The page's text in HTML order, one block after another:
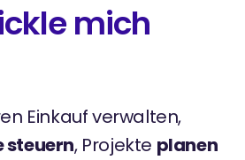
mich
Einkauf verwalten,
steuern, Projekte planen